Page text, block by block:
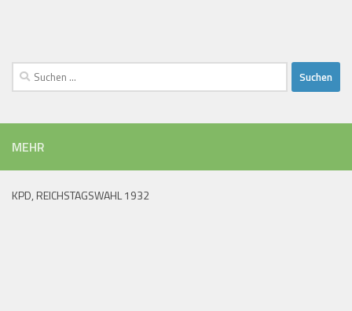
Suchen
nach:
MEHR
KPD, REICHSTAGSWAHL 1932